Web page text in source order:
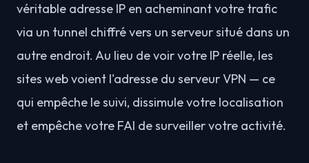
véritable adresse IP en acheminant votre trafic
via un tunnel chiffré vers un serveur situé dans un
autre endroit. Au lieu de voir votre IP réelle, les
sites web voient l'adresse du serveur VPN — ce
qui empêche le suivi, dissimule votre localisation
et empêche votre FAI de surveiller votre activité.